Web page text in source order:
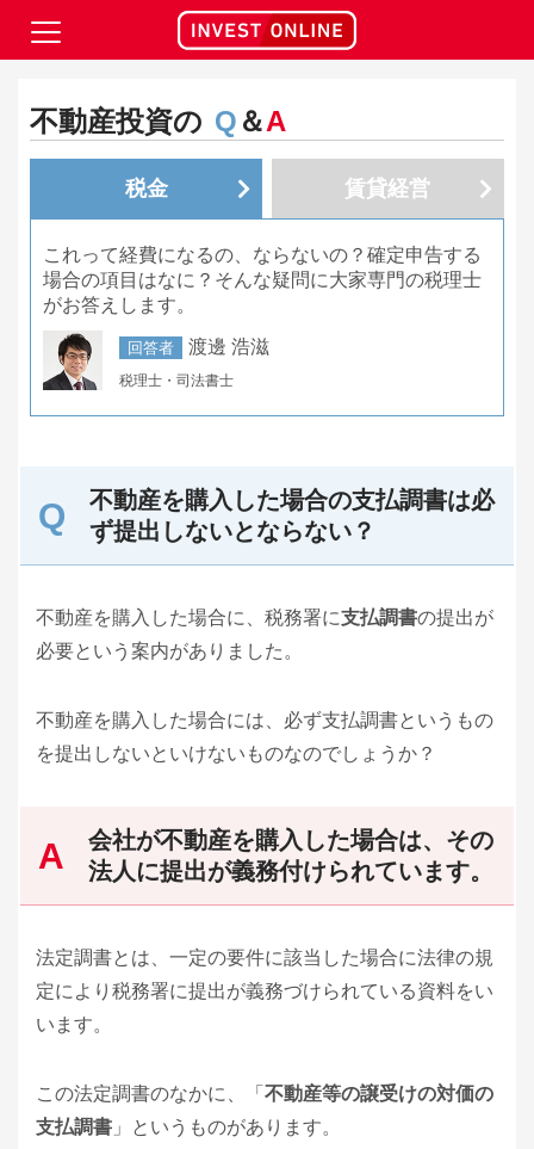
不動産投資の Q ＆A
税金 賃貸経営
これって経費になるの、ならないの？確定申告する
場合の項目はなに？そんな疑問に大家専門の税理士
がお答えします。
回答者 渡邊 浩滋
税理士・司法書士
不動産を購入した場合の支払調書は必
ず提出しないとならない？
不動産を購入した場合に、税務署に支払調書の提出が
必要という案内がありました。
不動産を購入した場合には、必ず支払調書というもの
を提出しないといけないものなのでしょうか？
会社が不動産を購入した場合は、その
法人に提出が義務付けられています。
法定調書とは、一定の要件に該当した場合に法律の規
定により税務署に提出が義務づけられている資料をい
います。
この法定調書のなかに、「 不動産等の譲受けの対価の
支払調書 」というものがあります。